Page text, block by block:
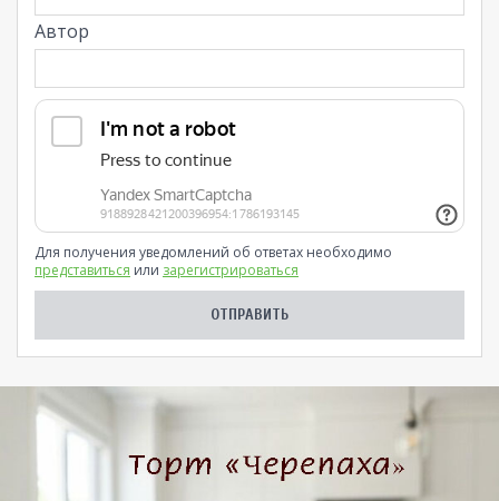
Автор
Для получения уведомлений об ответах необходимо
представиться или зарегистрироваться